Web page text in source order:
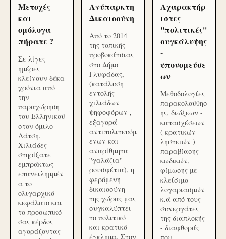
Μετοχές
και
ομόλογα
πήρατε ?
Σε λίγες
ημέρες
κλείνουν δέκα
χρόνια από
την
παραχώρηση
του Ελληνικού
στον όμιλο
Λάτση.
Χιλιάδες
στηρίξατε
εμπράκτως
επανειλημμέν
α το
ολιγαρχικό
κεφάλαιο και
το προσωπικό
σας κέρδος
αγοράζοντας
Ανύπαρκτη
Δικαιοσύνη
Από το 2014
της τοπικής
προβοκάτσιας
στο Δήμο
Γλυφάδας,
(κατάλυση
εντολής
χιλιάδων
ψηφοφόρων ,
εξαγορά
αντιπολιτευόμ
ενων και
αναρίθμητα
''γαλάζια''
ρουσφέτια), η
φερόμενη
δικαιοσύνη
της χώρας μας
συγκαλύπτει
το πολιτικό
και κρατικό
έγκλημα. Στον
Αχαρακτήρ
ιστες
''πολιτικές''
συγκάλυψης
-
υπονομεύσε
ων
Μεθοδολογίες
παρακολούθησ
ης, διώξεων -
κατασχέσεων
( κρατικών
ληστειών )
παραβίασης
κωδικών,
φίμωσης με
κλείσιμο
λογαριασμών
κ.ά από τους
συνεργάτες
της διαπλοκής
- διαφθοράς